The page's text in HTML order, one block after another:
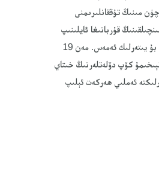
مىنىڭ تۇققانلىرىمنى
قۇربانىغا ئايلىنىپ
كەتكەن. شۇڭا ئۇلارنى سۆزلىتەلمەيدۇ. ھازىر دۇنيادا پەقەت 7 دۆلەتلا ئۇيغۇر قىرغىنچىلقىنى ئېتىراپ قىلدى. بۇ يىتەرلىك ئەمەس. مەن 19
كۆپ دۆلەتلەرنىڭ خىتاي
ئەملىي ھەركەت ئېلىپ